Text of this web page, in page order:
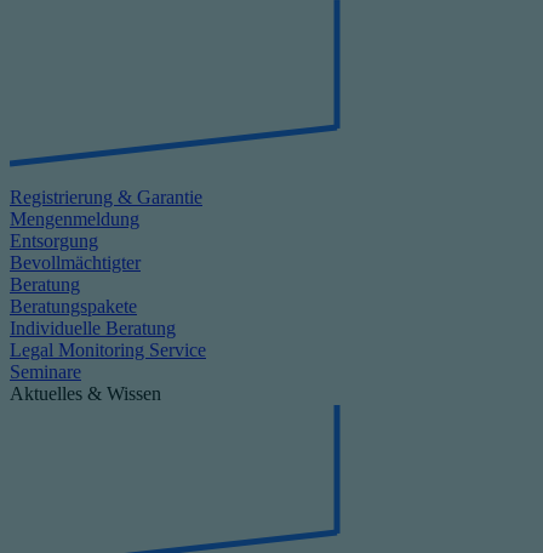
Registrierung & Garantie
Mengenmeldung
Entsorgung
Bevollmächtigter
Beratung
Beratungspakete
Individuelle Beratung
Legal Monitoring Service
Seminare
Aktuelles & Wissen